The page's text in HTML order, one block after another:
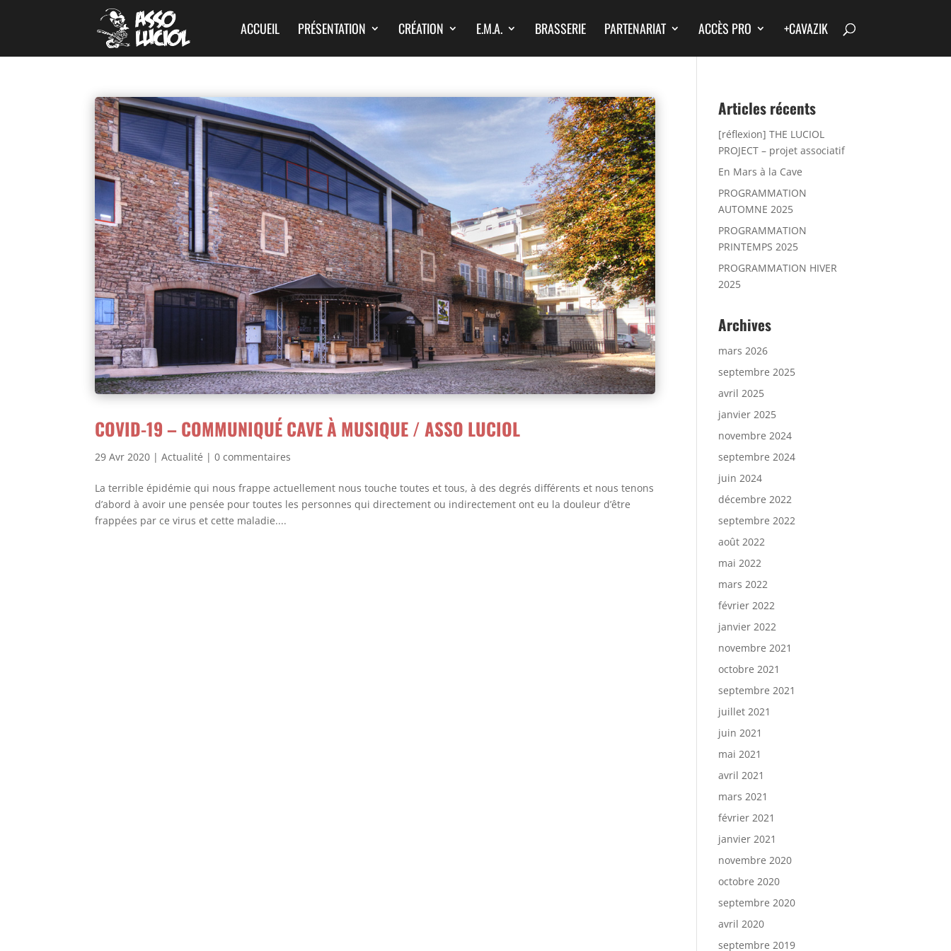
ACCUEIL PRÉSENTATION CRÉATION E.M.A. BRASSERIE PARTENARIAT ACCÈS PRO +CAVAZIK
COVID-19 – COMMUNIQUÉ CAVE À MUSIQUE / ASSO LUCIOL
29 Avr 2020 |Actualité |0 commentaires
La terrible épidémie qui nous frappe actuellement nous touche toutes et tous, à des degrés différents et nous tenons
d’abord à avoir une pensée pour toutes les personnes qui directement ou indirectement ont eu la douleur d’être
frappées par ce virus et cette maladie....
Articles récents
[réflexion] THE LUCIOL
PROJECT – projet associatif
En Mars à la Cave
PROGRAMMATION
AUTOMNE 2025
PROGRAMMATION
PRINTEMPS 2025
PROGRAMMATION HIVER
2025
Archives
mars 2026
septembre 2025
avril 2025
janvier 2025
novembre 2024
septembre 2024
juin 2024
décembre 2022
septembre 2022
août 2022
mai 2022
mars 2022
février 2022
janvier 2022
novembre 2021
octobre 2021
septembre 2021
juillet 2021
juin 2021
mai 2021
avril 2021
mars 2021
février 2021
janvier 2021
novembre 2020
octobre 2020
septembre 2020
avril 2020
septembre 2019